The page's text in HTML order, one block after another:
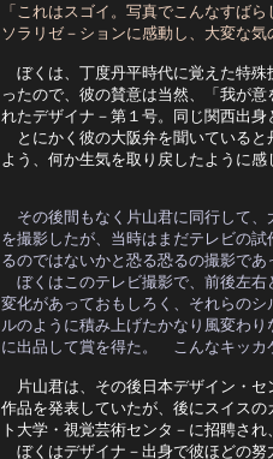
「これはスゴイ。写真でこんなすば
ソラリゼ－ションに感動し、大変な
ぼくは、丁度丹平時代に覚えた特殊
ったので、彼の賛意は当然、「我が
れたデザイナ－第１号。同じ関西
とにかく彼の大阪弁を聞いていると
よう、何か生気を取り戻したように感
その後間もなく片山君に同行して
を撮影したが、当時はまだテレビの
るのではないかと
ぼくはこのテレビ撮影で、前後左右
変化があっておもしろく、それらの
ルのように積み上げたかなり風変わ
に出品して賞を得た。　こんなキッ
片山君は、その後日本デザイン・セ
作品を発表していたが、後にスイス
ト大学・視覚芸術センタ－に
ぼくはデザイナ－出身で彼ほどの努